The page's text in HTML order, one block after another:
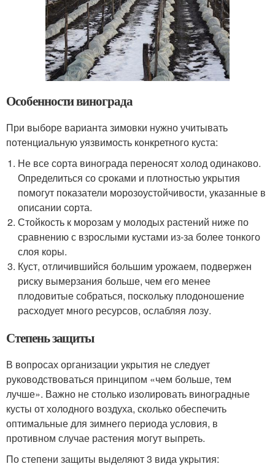
Особенности винограда
При выборе варианта зимовки нужно учитывать
потенциальную уязвимость конкретного куста:
Не все сорта винограда переносят холод одинаково.
Определиться со сроками и плотностью укрытия
помогут показатели морозоустойчивости, указанные в
описании сорта.
Стойкость к морозам у молодых растений ниже по
сравнению с взрослыми кустами из-за более тонкого
слоя коры.
Куст, отличившийся большим урожаем, подвержен
риску вымерзания больше, чем его менее
плодовитые собраться, поскольку плодоношение
расходует много ресурсов, ослабляя лозу.
Степень защиты
В вопросах организации укрытия не следует
руководствоваться принципом «чем больше, тем
лучше». Важно не столько изолировать виноградные
кусты от холодного воздуха, сколько обеспечить
оптимальные для зимнего периода условия, в
противном случае растения могут выпреть.
По степени защиты выделяют 3 вида укрытия: